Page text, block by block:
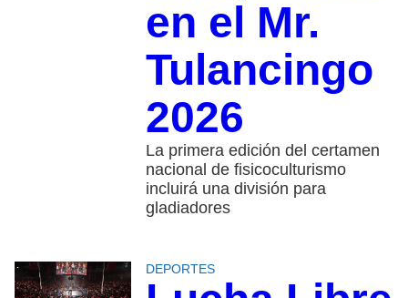
en el Mr.
Tulancingo
2026
La primera edición del certamen
nacional de fisicoculturismo
incluirá una división para
gladiadores
DEPORTES